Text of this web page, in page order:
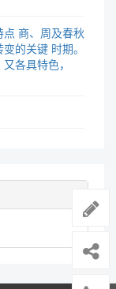
商、周及春秋
的关键 时期。
各具特色，